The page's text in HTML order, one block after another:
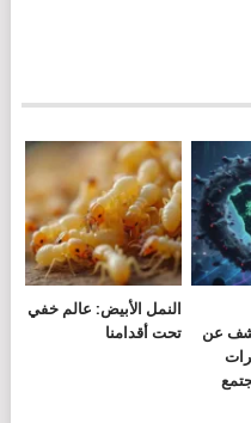
عن
النمل الأبيض: عالم خفي
تحت أقدامنا